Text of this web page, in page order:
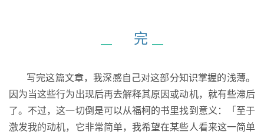
完
写完这篇文章，我深感自己对这部分知识掌握的浅薄。
因为当这些行为出现后再去解释其原因或动机，就有些滞后
了。不过，这一切倒是可以从福柯的书里找到意义：「至于
激发我的动机，它非常简单，我希望在某些人看来这一简单